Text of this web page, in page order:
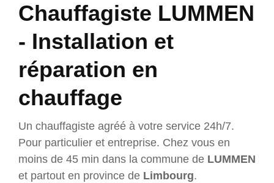
Chauffagiste LUMMEN
- Installation et
réparation en
chauffage
Un chauffagiste agréé à votre service 24h/7.
Pour particulier et entreprise. Chez vous en
moins de 45 min dans la commune de LUMMEN
et partout en province de Limbourg.